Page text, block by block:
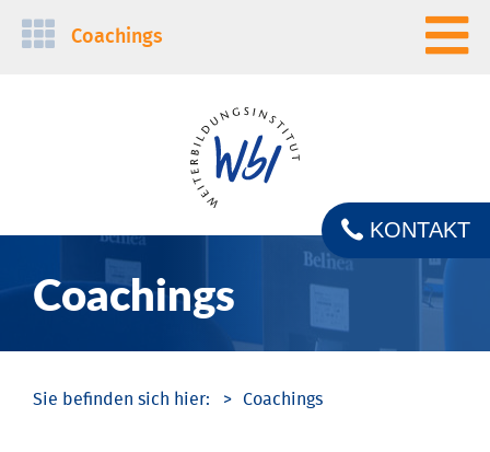
Navigation
Coachings
Coachings
KONTAKT
Coachings